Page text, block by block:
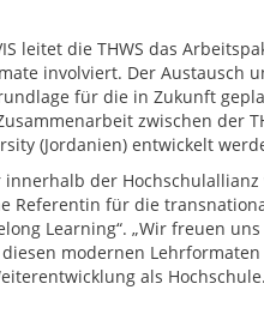
leitet die THWS das
involviert. Der Austausch
für die in Zukunft
zwischen der
(Jordanien) entwickelt
der
Referentin für die
Learning“. „Wir freuen
modernen
als